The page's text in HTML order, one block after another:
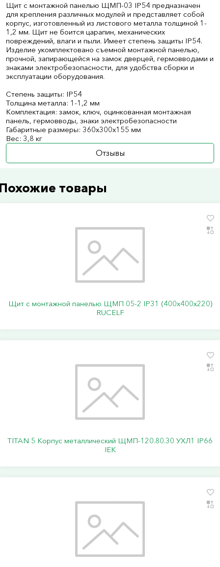
Щит с монтажной панелью ЩМП-03 IP54 предназначен
для крепления различных модулей и представляет собой
корпус, изготовленный из листового металла толщиной 1-
1,2 мм. Щит не боится царапин, механических
повреждений, влаги и пыли. Имеет степень защиты IP54.
Изделие укомплектовано съемной монтажной панелью,
прочной, запирающейся на замок дверцей, гермовводами и
знаками электробезопасности, для удобства сборки и
эксплуатации оборудования.
Степень защиты: IP54
Толщина металла: 1-1,2 мм
Комплектация: замок, ключ, оцинкованная монтажная
панель, гермовводы, знаки электробезопасности
Габаритные размеры: 360х300х155 мм
Вес: 3,8 кг
Отзывы
товары
Щит с монтажной панелью ЩМП 05-2 IP31 (400х400х220)
RUCELF
TITAN 5 Корпус металлический ЩМП-120.80.30 УХЛ1 IP66
IEK